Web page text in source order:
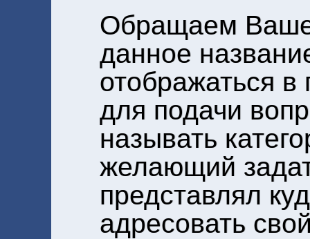
Обращаем Ваше
данное
отображаться в
для подачи
называть
желающий
представлял
адресовать